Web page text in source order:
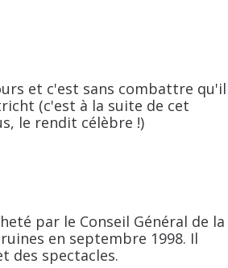
et c'est sans combattre qu'il
(c'est à la suite de cet
le rendit célèbre !)
par le Conseil Général de la
en septembre 1998. Il
des spectacles.